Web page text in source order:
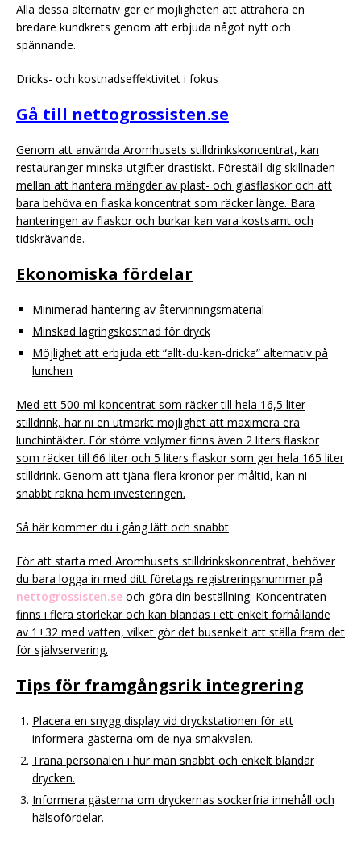
Alla dessa alternativ ger er möjligheten att attrahera en
bredare kundkrets genom att erbjuda något nytt och
spännande.
Dricks- och kostnadseffektivitet i fokus
Gå till nettogrossisten.se
Genom att använda Aromhusets stilldrinkskoncentrat, kan
restauranger minska utgifter drastiskt. Föreställ dig skillnaden
mellan att hantera mängder av plast- och glasflaskor och att
bara behöva en flaska koncentrat som räcker länge. Bara
hanteringen av flaskor och burkar kan vara kostsamt och
tidskrävande.
Ekonomiska fördelar
Minimerad hantering av återvinningsmaterial
Minskad lagringskostnad för dryck
Möjlighet att erbjuda ett “allt-du-kan-dricka” alternativ på
lunchen
Med ett 500 ml koncentrat som räcker till hela 16,5 liter
stilldrink, har ni en utmärkt möjlighet att maximera era
lunchintäkter. För större volymer finns även 2 liters flaskor
som räcker till 66 liter och 5 liters flaskor som ger hela 165 liter
stilldrink. Genom att tjäna flera kronor per måltid, kan ni
snabbt räkna hem investeringen.
Så här kommer du i gång lätt och snabbt
För att starta med Aromhusets stilldrinkskoncentrat, behöver
du bara logga in med ditt företags registreringsnummer på
nettogrossisten.se och göra din beställning. Koncentraten
finns i flera storlekar och kan blandas i ett enkelt förhållande
av 1+32 med vatten, vilket gör det busenkelt att ställa fram det
för självservering.
Tips för framgångsrik integrering
Placera en snygg display vid dryckstationen för att
informera gästerna om de nya smakvalen.
Träna personalen i hur man snabbt och enkelt blandar
drycken.
Informera gästerna om dryckernas sockerfria innehåll och
hälsofördelar.